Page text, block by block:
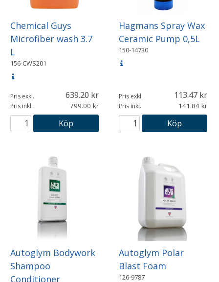
Chemical Guys
Microfiber wash 3.7
L
156-CWS201
Pris exkl. 639.20
Pris inkl. 799.00
Köp
Hagmans Spray Wax
Ceramic Pump 0,5L
150-14730
Pris exkl. 113.47
Pris inkl. 141.84
Köp
Autoglym Bodywork
Shampoo
Conditioner
Autoglym Polar
Blast Foam
126-9787